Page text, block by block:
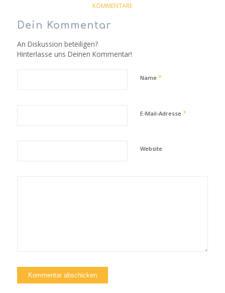
KOMMENTARE
Dein Kommentar
An Diskussion beteiligen?
Hinterlasse uns Deinen Kommentar!
Name *
E-Mail-Adresse *
Website